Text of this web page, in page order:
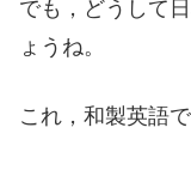
でも，どうして
ょうね。
これ，和製英語